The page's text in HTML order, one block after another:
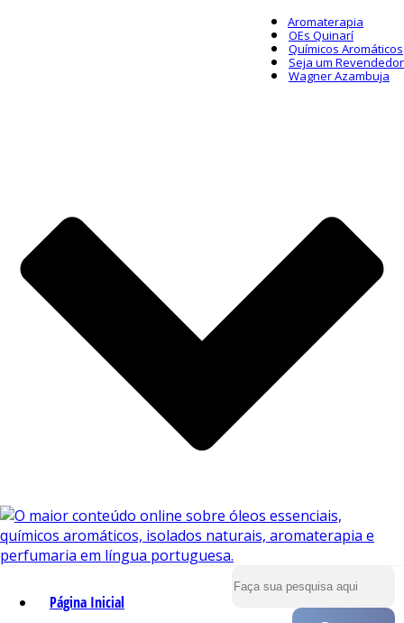
Aromaterapia
OEs Quinarí
Químicos Aromáticos
Seja um Revendedor
Wagner Azambuja
Página Inicial